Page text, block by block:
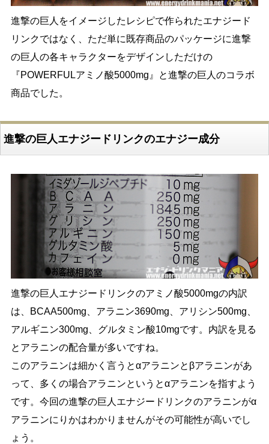
進撃の巨人をイメージしたレシピで作られたエナジード
リンクではなく、ただ単に既存商品のパッケージに進撃
の巨人の各キャラクターをデザインしただけの
『POWERFULアミノ酸5000mg』と進撃の巨人のコラボ
商品でした。
進撃の巨人エナジードリンクのエナジー成分
進撃の巨人エナジードリンクのアミノ酸5000mgの内訳
は、BCAA500mg、アラニン3690mg、アリシン500mg、
アルギニン300mg、グルタミン酸10mgです。内訳を見る
とアラニンの配合量が多いですね。
このアラニンは細かく言うとαアラニンとβアラニンがあ
って、多くの場合アラニンというとαアラニンを指すよう
です。今回の進撃の巨人エナジードリンクのアラニンがα
アラニンにりかはわかりませんがその可能性が高いでし
ょう。